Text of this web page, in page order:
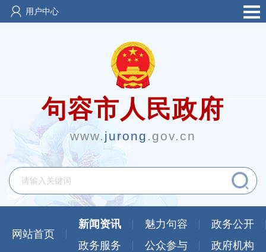
用户中心
句容市人民政府
www.jurong .gov.cn
网站首页
新闻资讯 魅力句容
政务公开
政务服务
公众参与 政府机构